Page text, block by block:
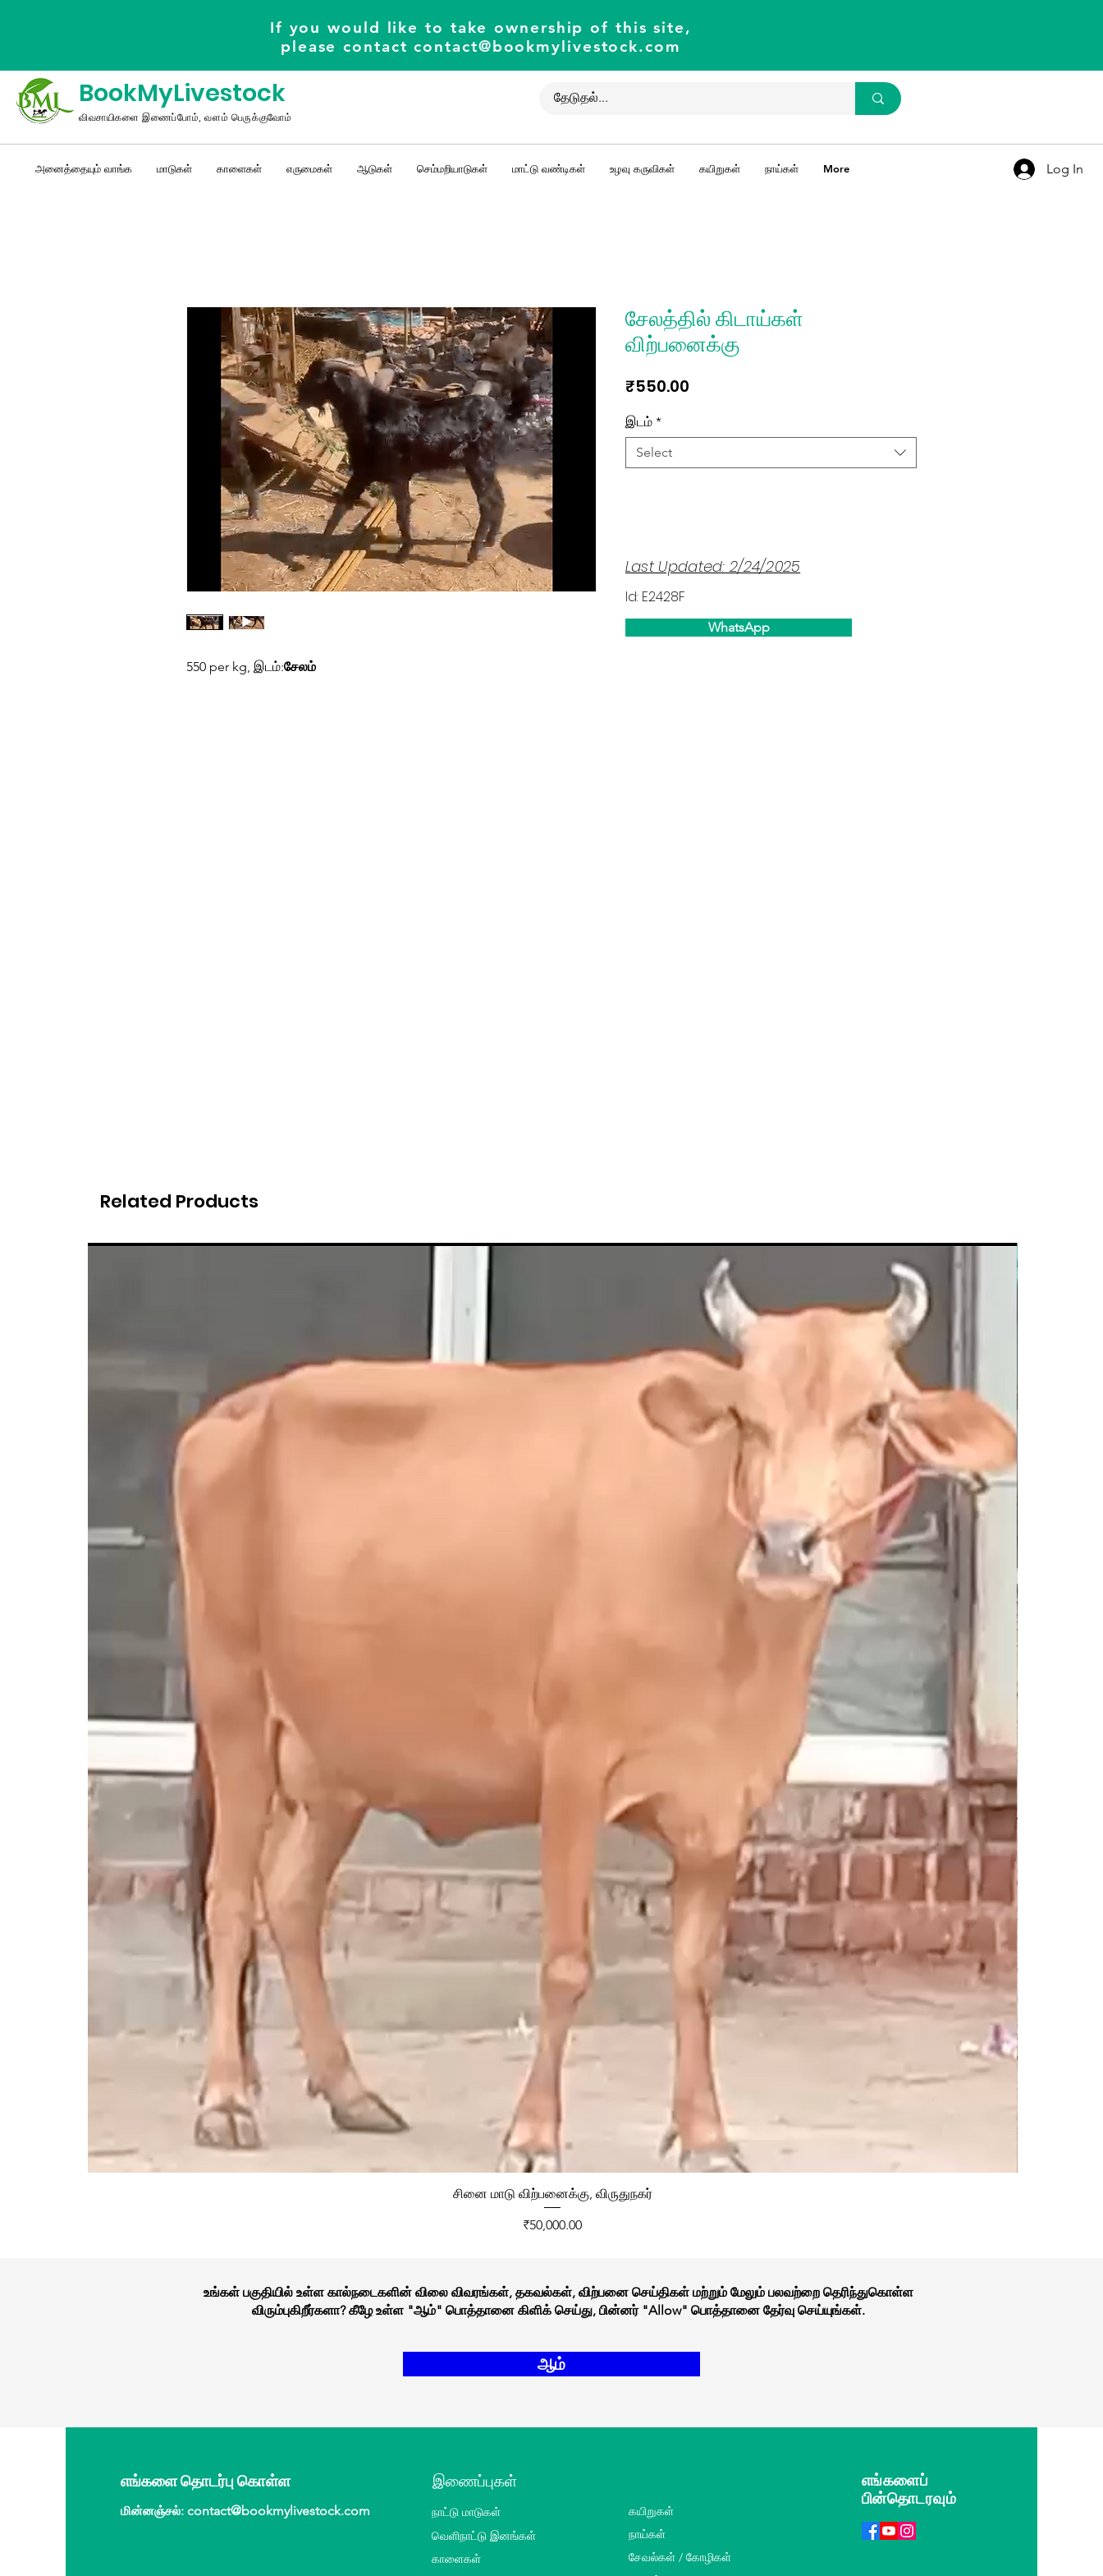
If you would like to take ownership of this site,
please contactcontact@bookmylivestock.com
BookMyLivestock
விவசாயிகளை இணைப்போம், வளம் பெருக்குவோம்
அனைத்தையும் வாங்க மாடுகள் காளைகள் எருமைகள் ஆடுகள் செம்மறியாடுகள் மாட்டு வண்டிகள் உழவு கருவிகள் கயிறுகள் நாய்கள் More Log In
550 per kg, இடம்:சேலம்
சேலத்தில் கிடாய்கள்
விற்பனைக்கு
₹550.00
இடம் *
Select
WhatsApp
Last Updated: 2/24/2025
Id: E2428F
Related Products
சினை மாடு விற்பனைக்கு, விருதுநகர்
Price
₹50,000.00
உங்கள் பகுதியில் உள்ள கால்நடைகளின் விலை விவரங்கள், தகவல்கள், விற்பனை செய்திகள் மற்றும் மேலும் பலவற்றை தெரிந்துகொள்ள
விரும்புகிறீர்களா? கீழே உள்ள "ஆம்" பொத்தானை கிளிக் செய்து, பின்னர் "Allow" பொத்தானை தேர்வு செய்யுங்கள்.
ஆம்
எங்களை தொடர்பு கொள்ள
மின்னஞ்சல்:contact@bookmylivestock.com
இணைப்புகள்
நாட்டு மாடுகள்
வெளிநாட்டு இனங்கள்
காளைகள்
கயிறுகள்
நாய்கள்
சேவல்கள் / கோழிகள்
எங்களைப்
பின்தொடரவும்